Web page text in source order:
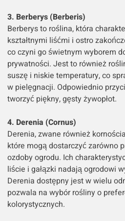
3. Berberys (Berberis)
Berberys to roślina, która
kształtnymi liśćmi i ostro
co czyni go świetnym wyborem
prywatności. Jest to również
suszę i niskie temperatury, co
w pielęgnacji. Odpowiednio
tworzyć piękny, gęsty żywopłot.
4. Derenia (Cornus)
Derenia, zwane również
które mogą dostarczyć zarówno
ozdoby ogrodu. Ich
liście i gałązki nadają ogrodowi
Derenia dostępny jest w wielu
pozwala na wybór rośliny o
kolorystycznych.